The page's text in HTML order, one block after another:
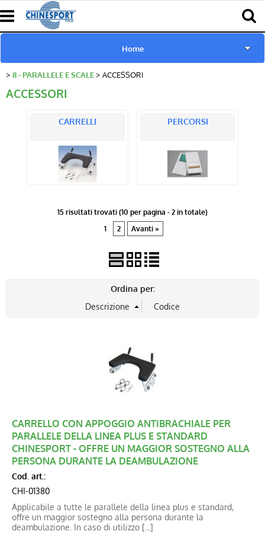
Home
www.chinesport.de
Catalogo Prodotti Chinesport
Richiesta consulenza
Blog
Catalogo new
8 - PARALLELE E SCALE ACCESSORI
ACCESSORI
CARRELLI PERCORSI
15 risultati trovati (10 per pagina - 2 in totale)
1
2 Avanti »
Ordina per:
CARRELLO CON APPOGGIO ANTIBRACHIALE PER
PARALLELE DELLA LINEA PLUS E STANDARD
CHINESPORT - OFFRE UN MAGGIOR SOSTEGNO ALLA
PERSONA DURANTE LA DEAMBULAZIONE
Cod. art.:
CHI-01380
Applicabile a tutte le parallele della linea plus e standard,
offre un maggior sostegno alla persona durante la
deambulazione. In caso di utilizzo [...]